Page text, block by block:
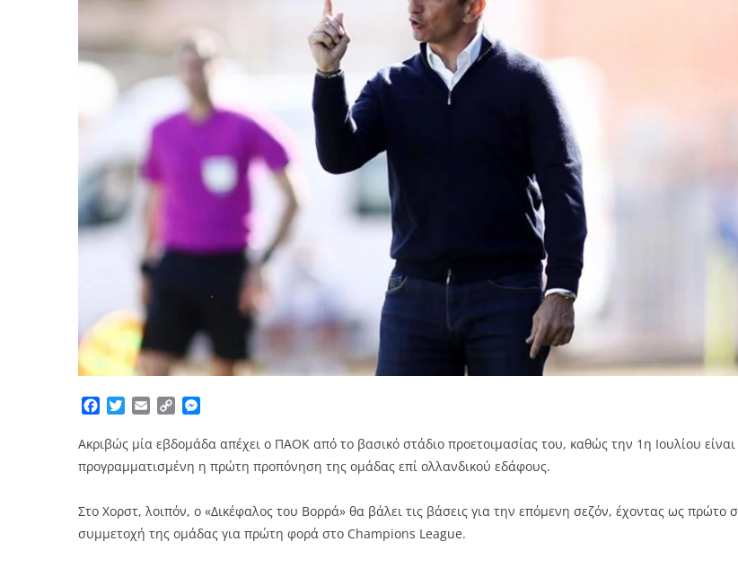
Facebook
TwitterEmailCopy
Ακριβώς μία εβδομάδα απέχει ο ΠΑΟΚ από το βασικό στάδιο προετοιμασίας του, καθώς την 1η Ιουλίου είναι
προγραμματισμένη η πρώτη προπόνηση της ομάδας επί ολλανδικού εδάφους.
Στο Χορστ, λοιπόν, ο «Δικέφαλος του Βορρά» θα βάλει τις βάσεις για την επόμενη σεζόν, έχοντας ως πρώτο
συμμετοχή της ομάδας για πρώτη φορά στο Champions League.